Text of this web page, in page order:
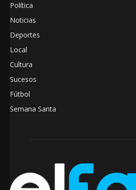
Política
Noticias
Deportes
Local
Cultura
Sucesos
Fútbol
Semana Santa